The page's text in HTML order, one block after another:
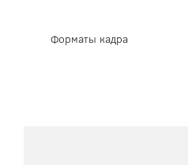
Форматы кадра